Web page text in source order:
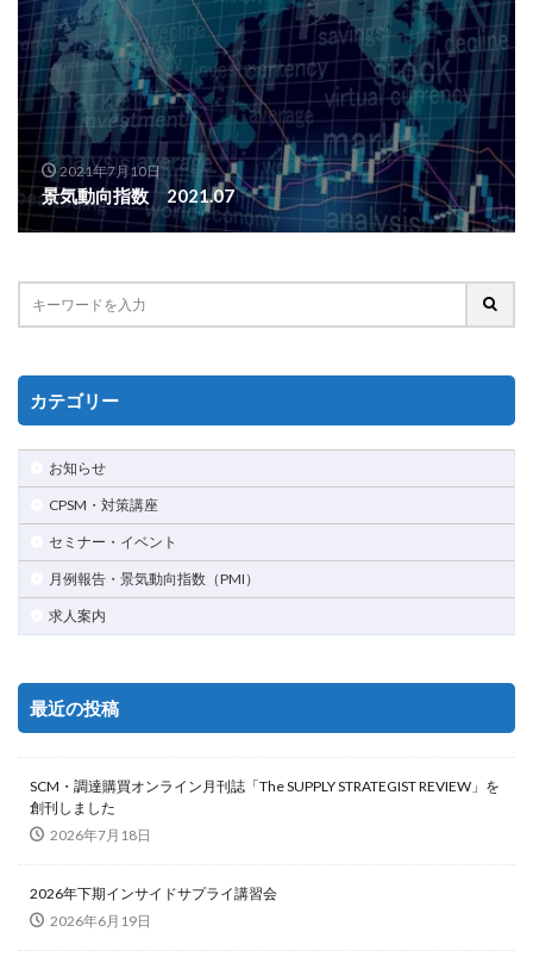
2021年7月10日
景気動向指数 2021.07
カテゴリー
お知らせ
CPSM・対策講座
セミナー・イベント
月例報告・景気動向指数（PMI）
求人案内
最近の投稿
SCM・調達購買オンライン月刊誌「The SUPPLY STRATEGIST REVIEW」を
創刊しました
2026年7月18日
2026年下期インサイドサプライ講習会
2026年6月19日